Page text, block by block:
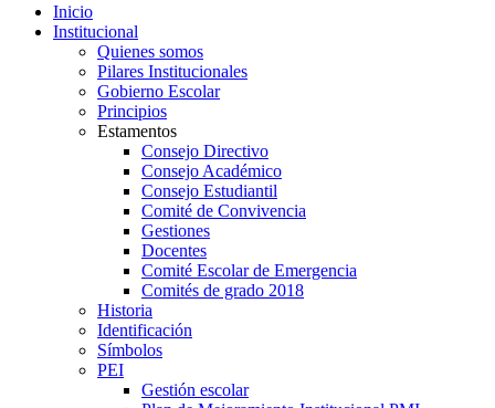
Inicio
Institucional
Quienes somos
Pilares Institucionales
Gobierno Escolar
Principios
Estamentos
Consejo Directivo
Consejo Académico
Consejo Estudiantil
Comité de Convivencia
Gestiones
Docentes
Comité Escolar de Emergencia
Comités de grado 2018
Historia
Identificación
Símbolos
PEI
Gestión escolar